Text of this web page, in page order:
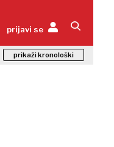
prijavi se
prikaži kronološki